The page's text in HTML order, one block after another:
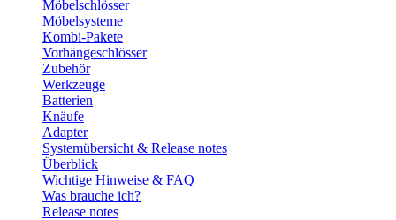
Möbelschlösser
Möbelsysteme
Kombi-Pakete
Vorhängeschlösser
Zubehör
Werkzeuge
Batterien
Knäufe
Adapter
Systemübersicht & Release notes
Überblick
Wichtige Hinweise & FAQ
Was brauche ich?
Release notes